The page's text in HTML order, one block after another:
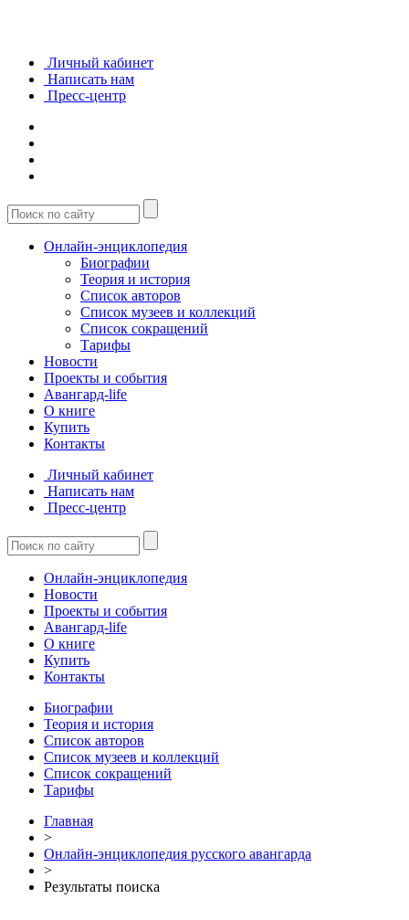
Личный кабинет
Написать нам
Пресс-центр
Онлайн-энциклопедия
Биографии
Теория и история
Список авторов
Список музеев и коллекций
Список сокращений
Тарифы
Новости
Проекты и события
Авангард-life
О книге
Купить
Контакты
Личный кабинет
Написать нам
Пресс-центр
Онлайн-энциклопедия
Новости
Проекты и события
Авангард-life
О книге
Купить
Контакты
Биографии
Теория и история
Список авторов
Список музеев и коллекций
Список сокращений
Тарифы
Главная
>
Онлайн-энциклопедия русского авангарда
>
Результаты поиска